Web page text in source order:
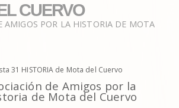
CUERVO
AMIGOS POR LA HISTORIA DE MOTA
31 HISTORIA de Mota del Cuervo
de Amigos por la
de Mota del Cuervo